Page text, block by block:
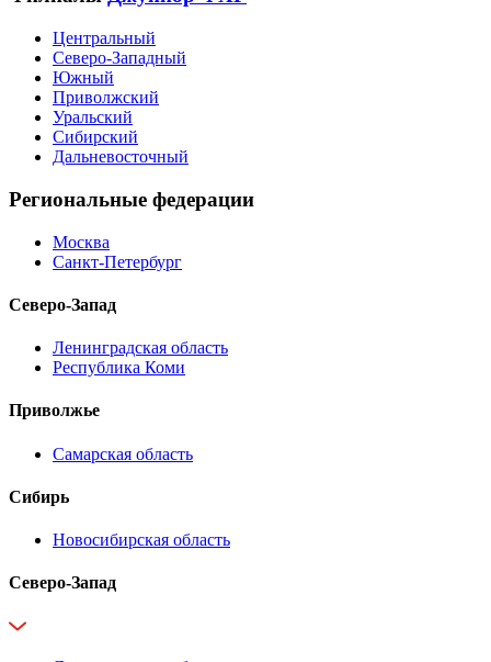
Центральный
Северо-Западный
Южный
Приволжский
Уральский
Сибирский
Дальневосточный
Региональные федерации
Москва
Санкт-Петербург
Северо-Запад
Ленинградская область
Республика Коми
Приволжье
Самарская область
Сибирь
Новосибирская область
Северо-Запад